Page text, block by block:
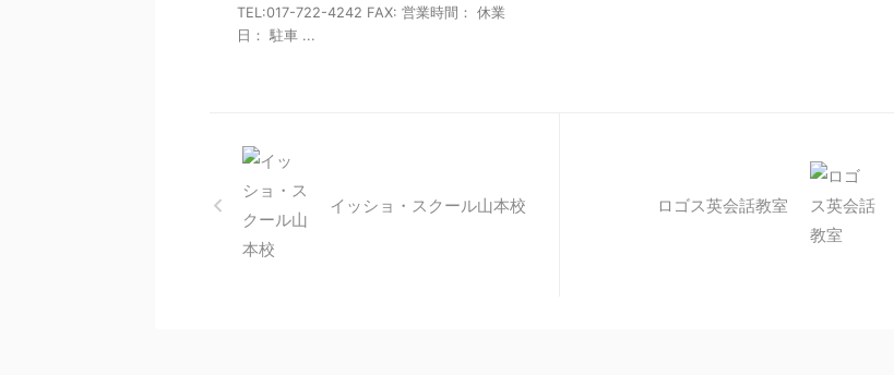
TEL:017-722-4242 FAX: 営業時間： 休業
日： 駐車 ...
イッショ・スクール山本校 ロゴス英会話教室